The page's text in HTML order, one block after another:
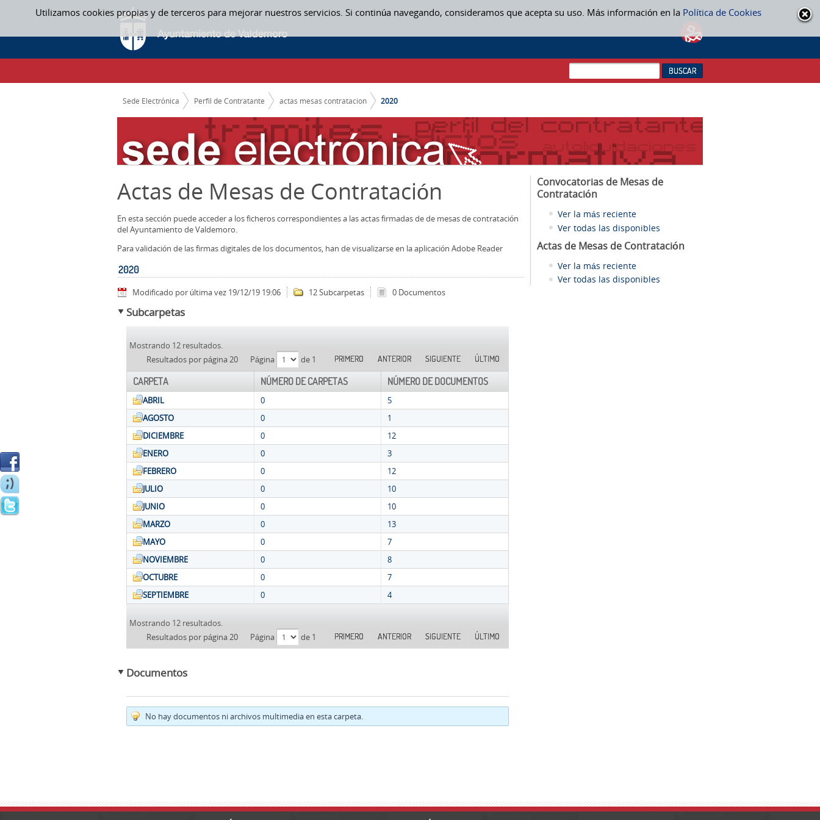
Utilizamos cookies propias y de terceros para mejorar nuestros servicios. Si continúa navegando, consideramos que acepta su uso. Más información en la Política de Cookies
Saltar al contenido
2020 - ACTAS MESAS CONTRATACION
CAMINO DE MIGAS
Sede Electrónica Perfil de Contratante actas mesas contratacion 2020
Actas de Mesas de Contratación
En esta sección puede acceder a los ficheros correspondientes a las actas firmadas de de mesas de contratación
del Ayuntamiento de Valdemoro.
Para validación de las firmas digitales de los documentos, han de visualizarse en la aplicación Adobe Reader
2020
Modificado por última vez 19/12/19 19:06 12 Subcarpetas 0 Documentos
Subcarpetas
Mostrando 12 resultados.
Resultados por página 20
Página de 1 PRIMERO ANTERIOR SIGUIENTE ÚLTIMO
CARPETA NÚMERO DE CARPETAS NÚMERO DE DOCUMENTOS
ABRIL 0
5
AGOSTO
0
1
DICIEMBRE
0
12
ENERO
0
3
FEBRERO
0
12
JULIO
0
10
JUNIO
0
10
MARZO
0
13
MAYO
0
7
NOVIEMBRE
0
8
OCTUBRE
0
7
SEPTIEMBRE
0 4
Mostrando 12 resultados.
Resultados por página 20
Página de 1 PRIMERO ANTERIOR SIGUIENTE ÚLTIMO
Documentos
No hay documentos ni archivos multimedia en esta carpeta.
Convocatorias de Mesas de
Contratación
Ver la más reciente
Ver todas las disponibles
Actas de Mesas de Contratación
Ver la más reciente
Ver todas las disponibles